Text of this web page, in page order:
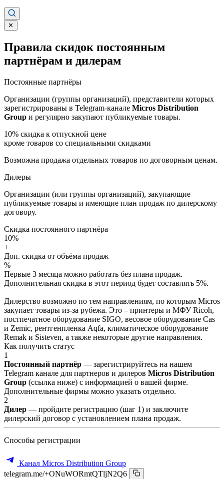
✕
Правила скидок постоянным
партнёрам и дилерам
Постоянные партнёры
Организации (группы организаций), представители которых
зарегистрированы в Telegram-канале Micros Distribution
Group и регулярно закупают публикуемые товары.
10% скидка к отпускной цене
кроме товаров со специальными скидками
Возможна продажа отдельных товаров по договорным ценам.
Дилеры
Организации (или группы организаций), закупающие
публикуемые товары и имеющие план продаж по дилерскому
договору.
Скидка постоянного партнёра
10%
+
Доп. скидка от объёма продаж
%
Первые 3 месяца можно работать без плана продаж.
Дополнительная скидка в этот период будет составлять 5%.
Дилерство возможно по тем направлениям, по которым Micros
закупает товары из-за рубежа. Это – принтеры и МФУ Ricoh,
постпечатное оборудование SIGO, весовое оборудование Cas
и Zemic, рентгенпленка Aqfa, климатическое оборудование
Remak и Sisteven, а также некоторые другие направления.
Как получить статус
1
Постоянный партнёр — зарегистрируйтесь на нашем
Telegram канале для партнеров и дилеров Micros Distribution
Group (ссылка ниже) с информацией о вашей фирме.
Дополнительные фирмы можно указать отдельно.
2
Дилер — пройдите регистрацию (шаг 1) и заключите
дилерский договор с установлением плана продаж.
Способы регистрации
Канал Micros Distribution Group
telegram.me/+ONuWORmtQTljN2Q6